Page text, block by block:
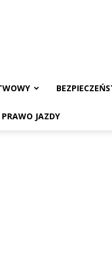
JAZDY